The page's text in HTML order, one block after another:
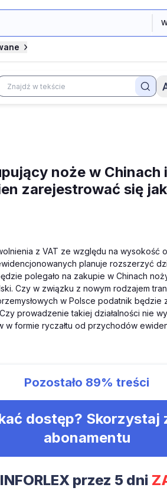
noże w Chinach
zarejestrować się
z VAT ze względu na wysokość
planuje rozszerzyć
polegało na zakupie w Chinach
Czy w związku z nowym rodzajem
w Polsce podatnik będzie
prowadzenie takiej działalności nie
formie ryczałtu od przychodów
Pozostało 89% treści
dostęp? Skorzystaj
abonamentu
przez 5 dni